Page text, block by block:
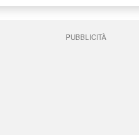
PUBBLICITÀ